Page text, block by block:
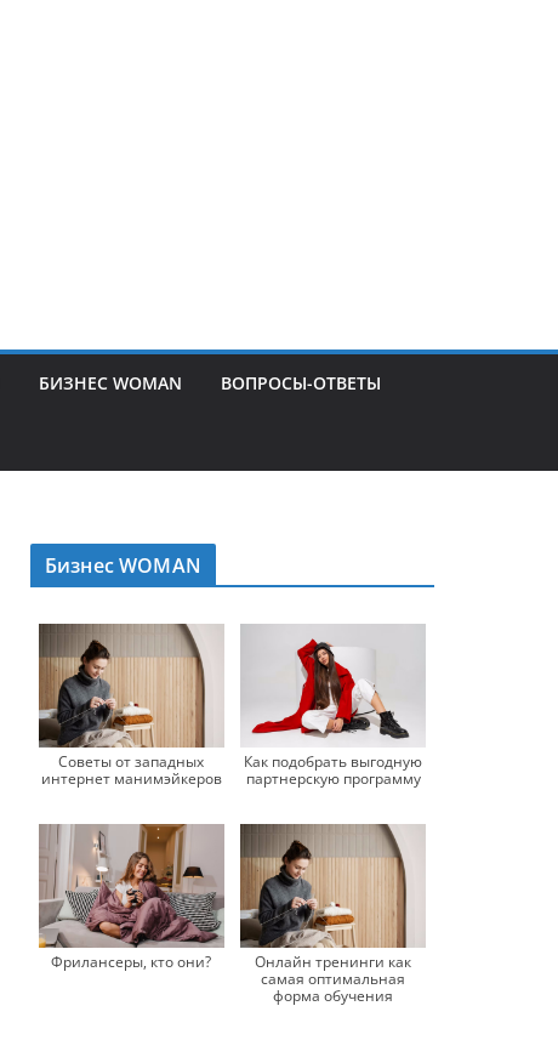
БИЗНЕС WOMAN ВОПРОСЫ-ОТВЕТЫ
Бизнес WOMAN
Советы от западных
интернет манимэйкеров
Как подобрать выгодную
партнерскую программу
Фрилансеры, кто они?
Онлайн тренинги как
самая оптимальная
форма обучения